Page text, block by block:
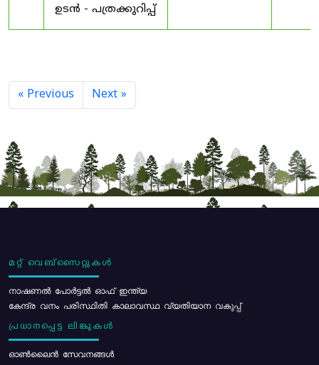
ഉടൻ - പത്രക്കുറിപ്പ്
« Previous Next »
മറ്റ് വെബ്സൈറ്റുകൾ
നാഷണൽ പോർട്ടൽ ഓഫ് ഇന്ത്യ
കേന്ദ്ര വനം പരിസ്ഥിതി കാലാവസ്ഥ വ്യതിയാന വകുപ്പ്
പ്രധാനപ്പെട്ട ലിങ്കുകൾ
ഓൺലൈൻ സേവനങ്ങൾ